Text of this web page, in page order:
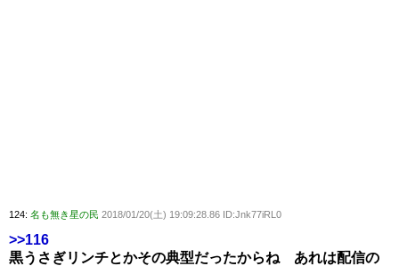
124: 名も無き星の民 2018/01/20(土) 19:09:28.86 ID:Jnk77iRL0
>>116
黒うさぎリンチとかその典型だったからね あれは配信の